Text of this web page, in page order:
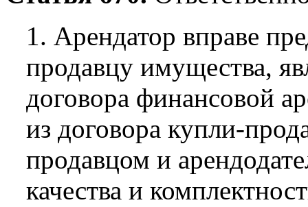
1. Арендатор вправе
продавцу имущества,
договора финансовой
из договора купли-
продавцом и
качества и